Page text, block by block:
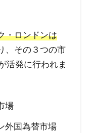
・ロンドンは
、その３つの市
活発に行われま
場
外国為替市場